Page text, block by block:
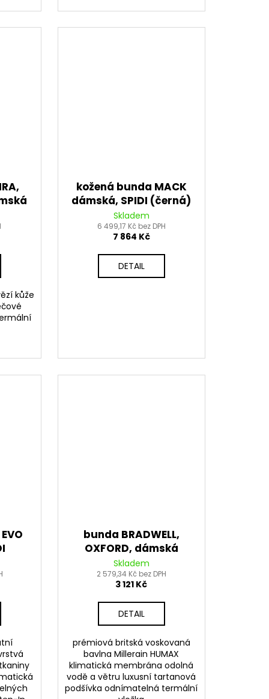
kůže
kožená bunda MACK
dámská, SPIDI (černá)
Skladem
6 499,17 Kč bez DPH
7 864 Kč
DETAIL
bunda BRADWELL,
OXFORD, dámská
(tmavě zelená)
Skladem
2 579,34 Kč bez DPH
3 121 Kč
DETAIL
prémiová britská voskovaná
bavlna Millerain HUMAX
klimatická membrána odolná
vodě a větru luxusní tartanová
podšívka odnímatelná termální